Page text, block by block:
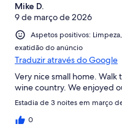
Mike D.
9 de março de 2026
Aspetos positivos:
exatidão do anúncio
Traduzir através do Google
Very nice small home.
wine country. We enjoyed
Estadia de 3 noites em março
0